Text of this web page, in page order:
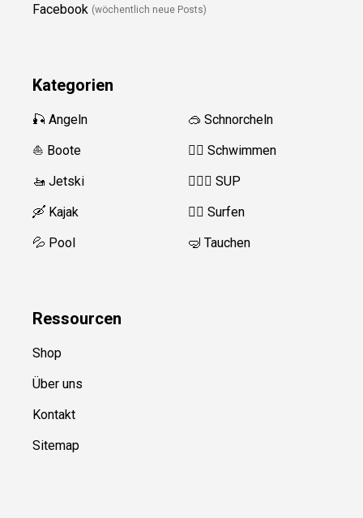
Facebook (wöchentlich neue Posts)
Kategorien
🎣 Angeln
⛵️ Boote
🚤 Jetski
🛶 Kajak
💦 Pool
🥽 Schnorcheln
🏊‍♂️ Schwimmen
🏄‍♀️🛶 SUP
🏄‍♂️ Surfen
🤿 Tauchen
Ressourcen
Shop
Über uns
Kontakt
Sitemap